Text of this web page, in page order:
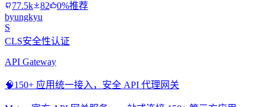
77.5k 82
0%推荐
byungkyu
S
CLS安全性认证
API Gateway
🧠150+ 应用统一接入，安全 API 代理网关